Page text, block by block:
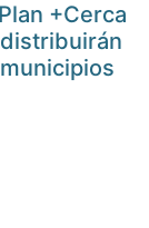
+Cerca